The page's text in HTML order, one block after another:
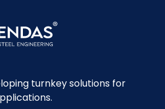
turnkey solutions for